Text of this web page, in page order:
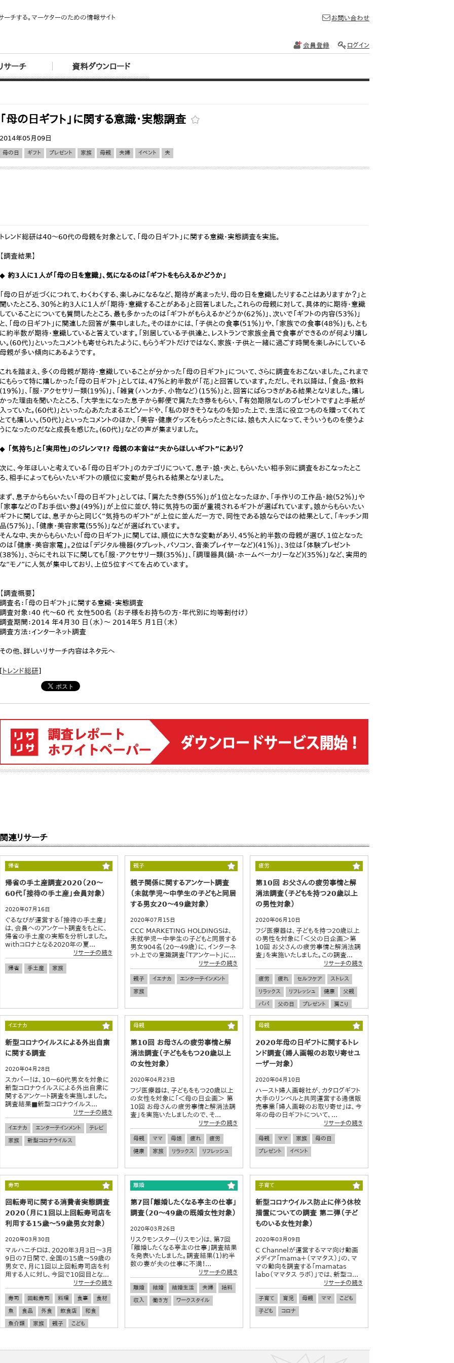
ーチする。マーケターのための情報サイト
サーチ 資料ダウンロード
お問い合わせ
会員登録 ログイン
「母の日ギフト」に関する意識・実態調査
2014年05月09日
母の日 ギフト プレゼント 家族 母親 夫婦 イベント 夫
トレンド総研は40～60代の母親を対象として、「母の日ギフト」に関する意識・実態調査を実施。
【調査結果】
◆ 約3人に1人が「母の日を意識」、気になるのは「ギフトをもらえるかどうか」
「母の日が近づくにつれて、わくわくする、楽しみになるなど、期待が高まったり、母の日を意識したりすることはありますか？」と
聞いたところ、30％と約3人に1人が「期待・意識することがある」と回答しました。これらの母親に対して、具体的に期待・意識
していることについても質問したところ、最も多かったのは「ギフトがもらえるかどうか(62％)」、次いで「ギフトの内容(53％)」
と、「母の日ギフト」に関連した回答が集中しました。そのほかには、「子供との食事(51％)」や、「家族での食事(48％)」も、とも
に約半数が期待・意識していると答えています。「別居している子供達と、レストランで家族全員で食事ができるのが何より嬉し
い。(60代)」といったコメントも寄せられたように、もらうギフトだけではなく、家族・子供と一緒に過ごす時間を楽しみにしている
母親が多い傾向にあるようです。
これを踏まえ、多くの母親が期待・意識していることが分かった「母の日ギフト」について、さらに調査をおこないました。これまで
にもらって特に嬉しかった「母の日ギフト」としては、47％と約半数が「花」と回答しています。ただし、それ以降は、「食品・飲料
(19％)」、「服・アクセサリー類(19％)」、「雑貨（ハンカチ、小物など）(15％)」と、回答にばらつきがある結果となりました。嬉し
かった理由を聞いたところ、「大学生になった息子から郵便で肩たたき券をもらい、『有効期限なしのプレゼントです』と手紙が
入っていた。(60代)」といった心あたたまるエピソードや、「私の好きそうなものを知った上で、生活に役立つものを贈ってくれて
とても嬉しい。(50代)」といったコメントのほか、「美容・健康グッズをもらったときには、娘も大人になって、そういうものを使うよ
うになったのだなと成長を感じた。(60代)」などの声が集まりました。
◆ 「気持ち」と「実用性」のジレンマ!? 母親の本音は“夫からほしいギフト”にあり？
次に、今年ほしいと考えている「母の日ギフト」のカテゴリについて、息子・娘・夫と、もらいたい相手別に調査をおこなったとこ
ろ、相手によってもらいたいギフトの順位に変動が見られる結果となりました。
まず、息子からもらいたい「母の日ギフト」としては、「肩たたき券(55％)」が1位となったほか、「手作りの工作品・絵(52％)」や
「家事などの『お手伝い券』(49％)」が上位に並び、特に気持ちの面が重視されるギフトが選ばれています。娘からもらいたい
ギフトに関しては、息子からと同じく“気持ちのギフト”が上位に並んだ一方で、同性である娘ならではの結果として、「キッチン用
品(57％)」、「健康・美容家電(55％)」などが選ばれています。
そんな中、夫からもらいたい｢母の日ギフト｣に関しては、順位に大きな変動があり、45％と約半数の母親が選び、1位となった
のは「健康・美容家電」。2位は「デジタル機器(タブレット、パソコン、音楽プレイヤーなど)(41％)」、3位は「体験プレゼント
(38％)」、さらにそれ以下に関しても「服・アクセサリー類(35％)」、「調理器具(鍋・ホームベーカリーなど)(35％)」など、実用的
な“モノ”に人気が集中しており、上位5位すべてを占めています。
【調査概要】
調査名：「母の日ギフト」に関する意識・実態調査
調査対象：40 代～60 代 女性500名 （お子様をお持ちの方・年代別に均等割付け）
調査期間：2014 年4月30 日（水）～ 2014年5 月1日（木）
調査方法：インターネット調査
その他、詳しいリサーチ内容はネタ元へ
[トレンド総研]
関連リサーチ
帰省
帰省の手土産調査2020（20～
60代「接待の手土産」会員対象）
2020年07月16日
ぐるなびが運営する「接待の手土産」
は、会員へのアンケート調査をもとに、
帰省の手土産の実態を分析しました。
withコロナとなる2020年の夏...
リサーチの続き
帰省 手土産 家族
親子
親子関係に関するアンケート調査
（未就学児～中学生の子どもと同居
する男女20～49歳対象）
2020年07月15日
CCC MARKETING HOLDINGSは、
未就学児～中学生の子どもと同居する
男女904名（20～49歳）に、インターネ
ット上での意識調査「Tアンケート」に...
リサーチの続き
親子 イエナカ
エンターテインメント
家族
疲労
第10回 お父さんの疲労事情と解
消法調査（子どもを持つ20歳以上
の男性対象）
2020年06月10日
フジ医療器は、子どもを持つ20歳以上
の男性を対象に「＜父の日企画＞第
10回 お父さんの疲労事情と解消法調
査」を実施いたしました。この調査...
リサーチの続き
疲労 疲れ セルフケア
ストレス
リラックス
リフレッシュ 健康
父親
パパ
父の日 プレゼント
肩こり
腰痛
イエナカ
新型コロナウイルスによる外出自粛
に関する調査
2020年04月28日
スカパー！は、10～60代男女を対象に
新型コロナウイルスによる外出自粛に
関するアンケート調査を実施しました。
調査結果■新型コロナウイルス...
リサーチの続き
イエナカ エンターテインメント
テレビ
家族
新型コロナウイルス
母親
第10回 お母さんの疲労事情と解
消法調査（子どもをもつ20歳以上
の女性対象）
2020年04月23日
フジ医療器は、子どもをもつ20歳以上
の女性を対象に「＜母の日企画＞ 第
10回 お母さんの疲労事情と解消法調
査」を実施いたしましたので、そ...
リサーチの続き
母親 ママ 母娘 疲れ
疲労
健康
家族 リラックス リフレッシュ
母親
2020年母の日ギフトに関するトレ
ンド調査（婦人画報のお取り寄せユ
ーザー対象）
2020年04月10日
ハースト婦人画報社が、カタログギフト
大手のリンベルと共同運営する通信販
売事業「婦人画報のお取り寄せ」は、今
年の母の日ギフトについて、...
リサーチの続き
母親 ママ 家族
母の日
プレゼント
イベント
寿司
回転寿司に関する消費者実態調査
2020（月に1回以上回転寿司店を
利用する15歳～59歳男女対象）
2020年03月30日
マルハニチロは、2020年3月3日～3月
9日の7日間で、全国の15歳～59歳の
男女で、月に1回以上回転寿司店を利
用する人に対し、今回で10回目とな...
リサーチの続き
寿司 回転寿司 料理 食事
食材
魚
食品 外食 飲食店
和食
魚介類
家族 親子
こども
離婚
第7回「離婚したくなる亭主の仕事」
調査（20～49歳の既婚女性対象）
2020年03月26日
リスクモンスター(リスモン)は、第7回
「離婚したくなる亭主の仕事」調査結果
を発表いたしました。調査結果(1)約半
数の妻が夫の仕事に不満！...
リサーチの続き
離婚 結婚 結婚生活 夫婦
給料
収入
働き方 ワークスタイル
子育て
新型コロナウイルス防止に伴う休校
措置についての調査 第二弾（子ど
ものいる女性対象）
2020年03月09日
C Channelが運営するママ向け動画
メディア「mama＋（ママタス）」の、マ
マの動向を調査する「mamatas
labo（ママタス ラボ）」では、新型コ...
リサーチの続き
子育て 育児 母親 ママ
こども
子ども
コロナ